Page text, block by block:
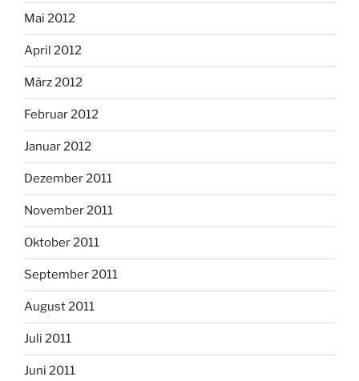
Mai 2012
April 2012
März 2012
Februar 2012
Januar 2012
Dezember 2011
November 2011
Oktober 2011
September 2011
August 2011
Juli 2011
Juni 2011